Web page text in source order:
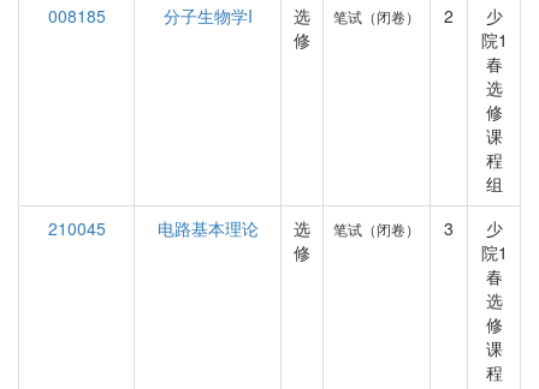
008185
分子生物学I
选
修
笔试（闭卷） 2
少
院1
春
选
修
课
程
组
210045
电路基本理论
选
修
笔试（闭卷） 3
少
院1
春
选
修
课
程